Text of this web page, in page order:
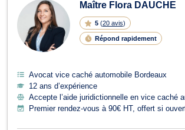
Maître Flora DAUCHE
5 (20 avis)
Répond rapidement
Avocat vice caché automobile Bordeaux
12 ans d’expérience
Accepte l’aide juridictionnelle en vice caché
Premier rendez-vous à 90€ HT, offert si